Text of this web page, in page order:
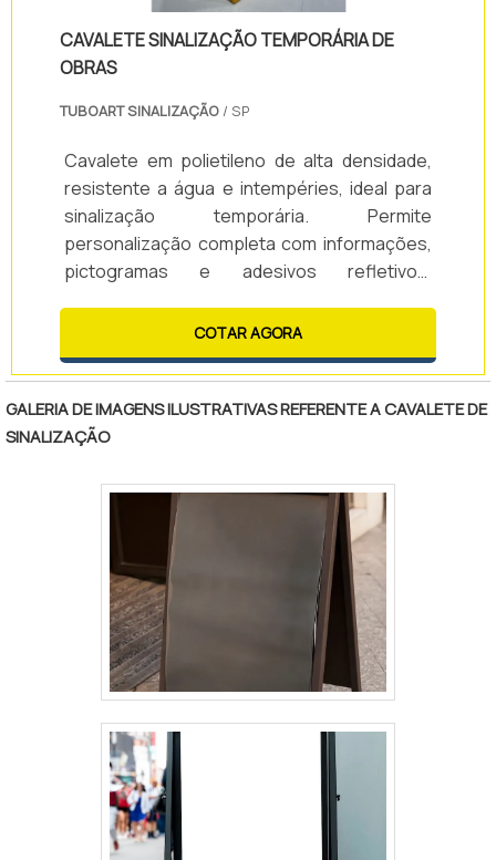
CAVALETE SINALIZAÇÃO TEMPORÁRIA DE
OBRAS
TUBOART SINALIZAÇÃO / SP
Cavalete em polietileno de alta densidade,
resistente a água e intempéries, ideal para
sinalização temporária. Permite
personalização completa com informações,
pictogramas e adesivos refletivos.
necessidade de pintura, garante durabilidade
e excelente custo-benefício.
COTAR AGORA
GALERIA DE IMAGENS ILUSTRATIVAS REFERENTE A CAVALETE DE
SINALIZAÇÃO